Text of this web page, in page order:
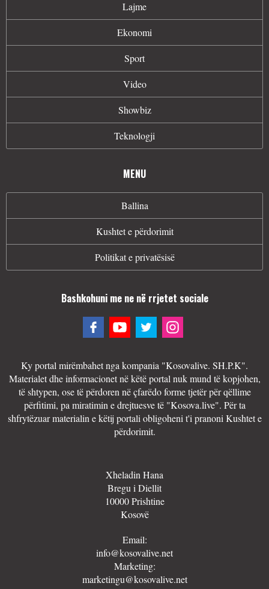
Lajme
Ekonomi
Sport
Video
Showbiz
Teknologji
MENU
Ballina
Kushtet e përdorimit
Politikat e privatësisë
Bashkohuni me ne në rrjetet sociale
Ky portal mirëmbahet nga kompania "Kosovalive. SH.P.K".
Materialet dhe informacionet në këtë portal nuk mund të kopjohen,
të shtypen, ose të përdoren në çfarëdo forme tjetër për qëllime
përfitimi, pa miratimin e drejtuesve të "Kosova.live". Për ta
shfrytëzuar materialin e këtij portali obligoheni t'i pranoni Kushtet e
përdorimit.
Xheladin Hana
Bregu i Diellit
10000 Prishtine
Kosovë
Email:
info@kosovalive.net
Marketing:
marketingu@kosovalive.net